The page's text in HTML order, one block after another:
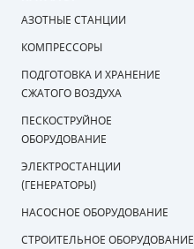
АЗОТНЫЕ СТАНЦИИ
КОМПРЕССОРЫ
ПОДГОТОВКА И ХРАНЕНИЕ
СЖАТОГО ВОЗДУХА
ПЕСКОСТРУЙНОЕ
ОБОРУДОВАНИЕ
ЭЛЕКТРОСТАНЦИИ
(ГЕНЕРАТОРЫ)
НАСОСНОЕ ОБОРУДОВАНИЕ
СТРОИТЕЛЬНОЕ ОБОРУДОВАНИЕ